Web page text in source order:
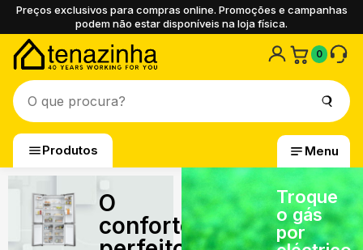
Preços exclusivos para compras online. Promoções e campanhas
podem não estar disponíveis na loja física.
0
Produtos Menu
O
conforto
Troque
o gás
por